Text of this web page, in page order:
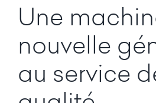
Une
nouvelle
au service